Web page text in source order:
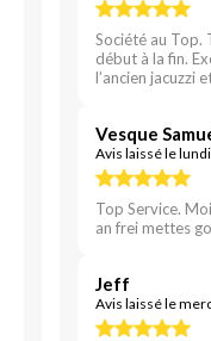
Société au Top.
début à la fin.
l’ancien jacuzzi
Vesque
Avis laissé le
Top Service.
an frei mettes
Jeff
Avis laissé le